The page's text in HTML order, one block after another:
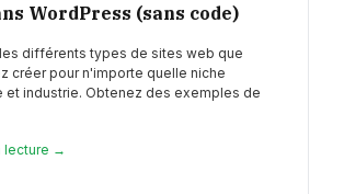
WordPress (sans code)
différents types de sites web que
créer pour n'importe quelle niche
et industrie. Obtenez des exemples de
lecture →